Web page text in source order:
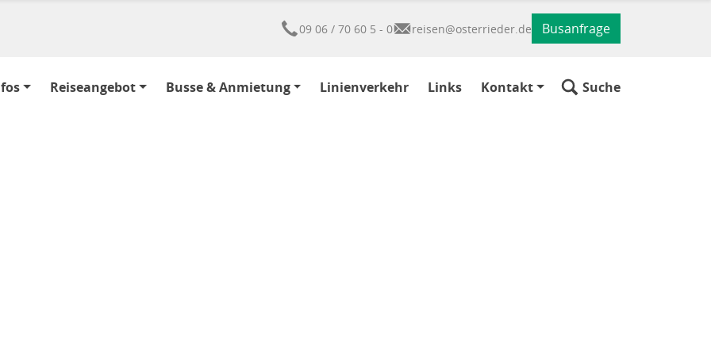
09 06 / 70 60 5 - 0 reisen@osterrieder.de Busanfrage
Reiseangebot Busse & Anmietung Linienverkehr Links Kontakt Suche